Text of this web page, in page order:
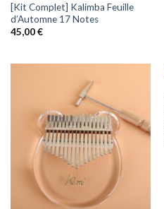
[Kit Complet] Kalimba Feuille
d’Automne 17 Notes
45,00€